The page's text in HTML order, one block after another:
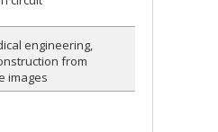
engineering
from
images